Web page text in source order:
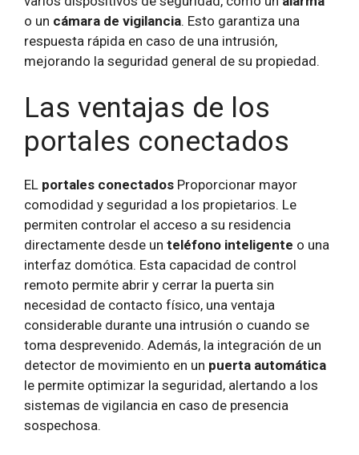
o un cámara de vigilancia. Esto garantiza una
respuesta rápida en caso de una intrusión,
mejorando la seguridad general de su propiedad.
Las ventajas de los
portales conectados
EL portales conectados Proporcionar mayor
comodidad y seguridad a los propietarios. Le
permiten controlar el acceso a su residencia
directamente desde un teléfono inteligente o una
interfaz domótica. Esta capacidad de control
remoto permite abrir y cerrar la puerta sin
necesidad de contacto físico, una ventaja
considerable durante una intrusión o cuando se
toma desprevenido. Además, la integración de un
detector de movimiento en un puerta automática
le permite optimizar la seguridad, alertando a los
sistemas de vigilancia en caso de presencia
sospechosa.